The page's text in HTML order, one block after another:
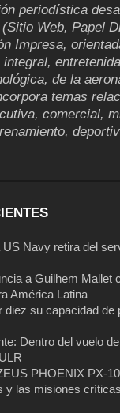
periodística
Web, Papel
Impresa,
de la
temas
comercial,
Navy retira del
a Guilhem Mallet
América Latina
diez su capacidad de
Dentro del vuelo
PHOENIX PX-
y las misiones críticas